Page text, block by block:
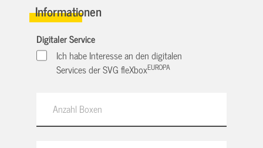
Informationen
Digitaler Service
Ich habe Interesse an den digitalen
Services der SVG fleXboxEUROPA